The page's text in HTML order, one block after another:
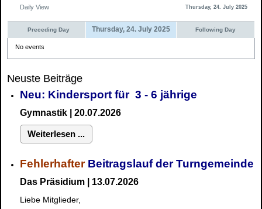
Daily View Thursday, 24. July 2025
Preceding Day Thursday, 24. July 2025 Following Day
No events
Neuste Beiträge
Neu: Kindersport für 3 - 6 jährige
Gymnastik | 20.07.2026
Weiterlesen ...
FehlerhafterBeitragslauf der Turngemeinde
Das Präsidium | 13.07.2026
Liebe Mitglieder,